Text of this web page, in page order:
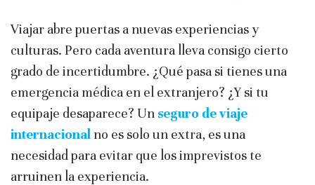
Viajar abre puertas a nuevas experiencias y
culturas. Pero cada aventura lleva consigo cierto
grado de incertidumbre. ¿Qué pasa si tienes una
emergencia médica en el extranjero? ¿Y si tu
equipaje desaparece? Un seguro de viaje
internacional no es solo un extra, es una
necesidad para evitar que los imprevistos te
arruinen la experiencia.